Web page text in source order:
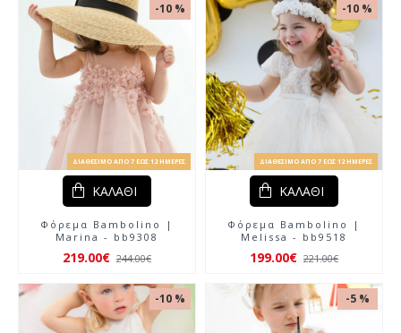
-10 %
ΔΙΑΘΈΣΙΜΟ ΑΠΌ 7 ΈΩΣ 12 ΗΜΈΡΕΣ
Φόρεμα Bambolino |
Marina - bb9308
219.00€ 244.00€
ΚΑΛΆΘΙ
-10 %
ΔΙΑΘΈΣΙΜΟ ΑΠΌ 7 ΈΩΣ 12 ΗΜΈΡΕΣ
Φόρεμα Bambolino |
Melissa - bb9518
199.00€ 221.00€
ΚΑΛΆΘΙ
-10 % -5 %